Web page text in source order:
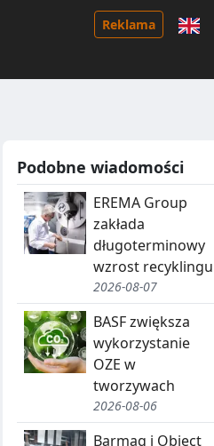
Reklama
Podobne wiadomości
EREMA Group
zakłada
długoterminowy
wzrost recyklingu
2026-08-07
BASF zwiększa
wykorzystanie
OZE w
tworzywach
2026-08-06
Barmag i Object